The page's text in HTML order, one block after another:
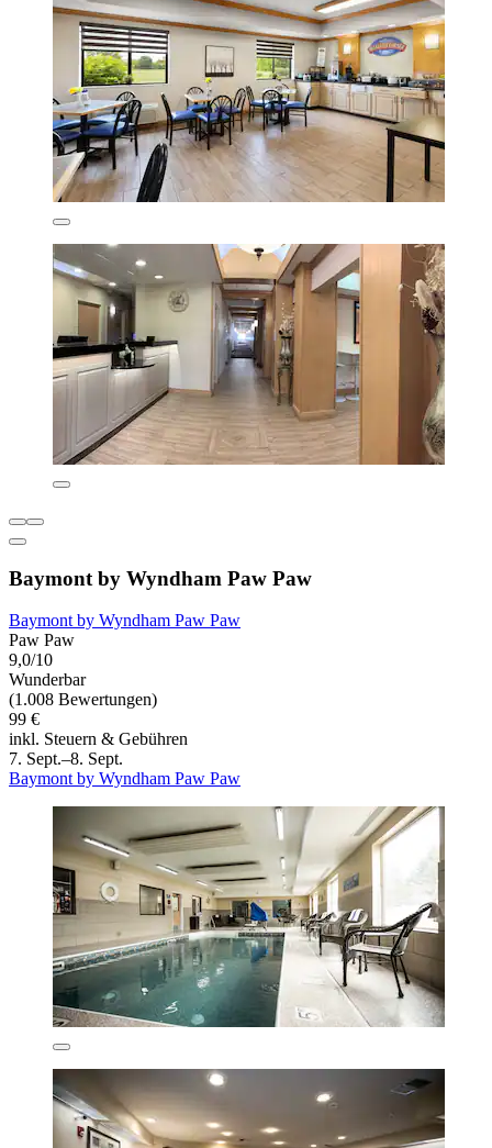
Baymont by Wyndham Paw Paw
Baymont by Wyndham Paw Paw
Paw Paw
9,0/10
Wunderbar
(1.008 Bewertungen)
99 €
inkl. Steuern & Gebühren
7. Sept.–8. Sept.
Baymont by Wyndham Paw Paw